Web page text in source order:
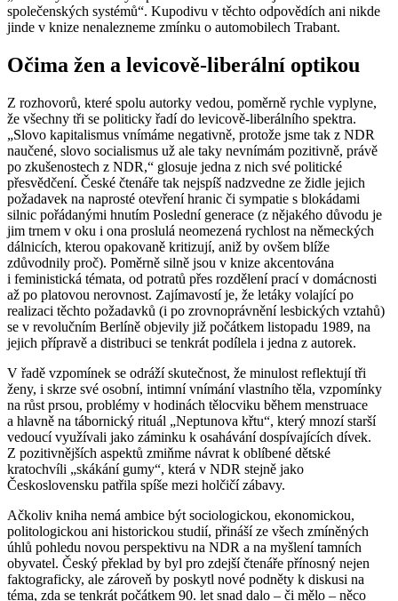
společenských systémů“. Kupodivu v těchto odpovědích ani nikde
jinde v knize nenalezneme zmínku o automobilech Trabant.
Očima žen a levicově-liberální optikou
Z rozhovorů, které spolu autorky vedou, poměrně rychle vyplyne,
že všechny tři se politicky řadí do levicově-liberálního spektra.
„Slovo kapitalismus vnímáme negativně, protože jsme tak z NDR
naučené, slovo socialismus už ale taky nevnímám pozitivně, právě
po zkušenostech z NDR,“ glosuje jedna z nich své politické
přesvědčení. České čtenáře tak nejspíš nadzvedne ze židle jejich
požadavek na naprosté otevření hranic či sympatie s blokádami
silnic pořádanými hnutím Poslední generace (z nějakého důvodu je
jim trnem v oku i ona proslulá neomezená rychlost na německých
dálnicích, kterou opakovaně kritizují, aniž by ovšem blíže
zdůvodnily proč). Poměrně silně jsou v knize akcentována
i feministická témata, od potratů přes rozdělení prací v domácnosti
až po platovou nerovnost. Zajímavostí je, že letáky volající po
realizaci těchto požadavků (i po zrovnoprávnění lesbických vztahů)
se v revolučním Berlíně objevily již počátkem listopadu 1989, na
jejich přípravě a distribuci se tenkrát podílela i jedna z autorek.
V řadě vzpomínek se odráží skutečnost, že minulost reflektují tři
ženy, i skrze své osobní, intimní vnímání vlastního těla, vzpomínky
na růst prsou, problémy v hodinách tělocviku během menstruace
a hlavně na tábornický rituál „Neptunova křtu“, který mnozí starší
vedoucí využívali jako záminku k osahávání dospívajících dívek.
Z pozitivnějších aspektů zmiňme návrat k oblíbené dětské
kratochvíli „skákání gumy“, která v NDR stejně jako
Československu patřila spíše mezi holčičí zábavy.
Ačkoliv kniha nemá ambice být sociologickou, ekonomickou,
politologickou ani historickou studií, přináší ze všech zmíněných
úhlů pohledu novou perspektivu na NDR a na myšlení tamních
obyvatel. Český překlad by byl pro zdejší čtenáře přínosný nejen
faktograficky, ale zároveň by poskytl nové podněty k diskusi na
téma, zda se tenkrát počátkem 90. let snad dalo – či mělo – něco